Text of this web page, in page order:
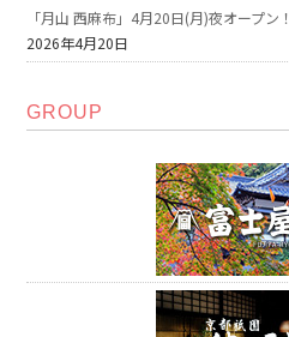
「月山 西麻布」4月20日(月)夜オープン！
2026年4月20日
GROUP